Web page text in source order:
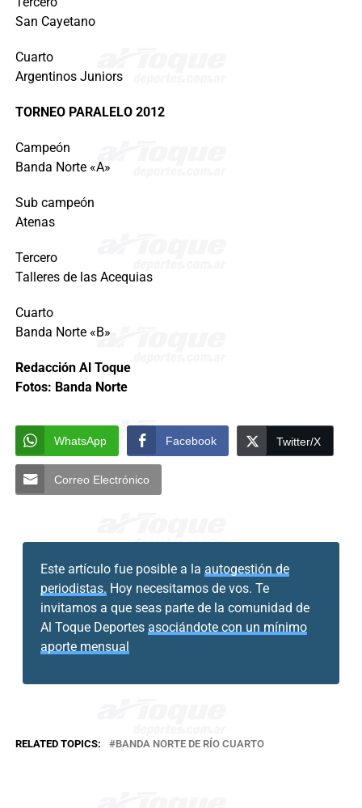
San Cayetano
Cuarto
Argentinos Juniors
TORNEO PARALELO 2012
Campeón
Banda Norte «A»
Sub campeón
Atenas
Tercero
Talleres de las Acequias
Cuarto
Banda Norte «B»
Redacción Al Toque
Fotos: Banda Norte
WhatsApp Facebook Twitter/X
Correo Electrónico
Este artículo fue posible a la autogestión de
periodistas. Hoy necesitamos de vos. Te
invitamos a que seas parte de la comunidad de
Al Toque Deportes asociándote con un mínimo
aporte mensual
RELATED TOPICS: BANDA NORTE DE RÍO CUARTO